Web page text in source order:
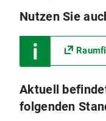
Nutzen Sie
Aktuell
folgenden